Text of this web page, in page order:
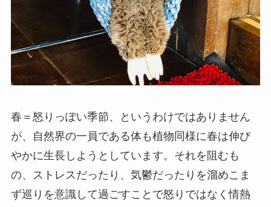
春＝怒りっぽい季節、というわけではありません
が、自然界の一員である体も植物同様に春は伸び
やかに生長しようとしています。それを阻むも
の、ストレスだったり、気鬱だったりを溜めこま
ず巡りを意識して過ごすことで怒りではなく情熱